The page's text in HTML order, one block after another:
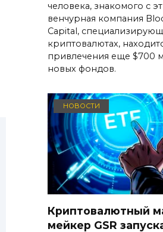
человека, знакомого с
венчурная компания
Capital,
криптовалютах,
привлечения еще $700
новых фондов.
НОВОСТИ
Криптовалютный
мейкер GSR